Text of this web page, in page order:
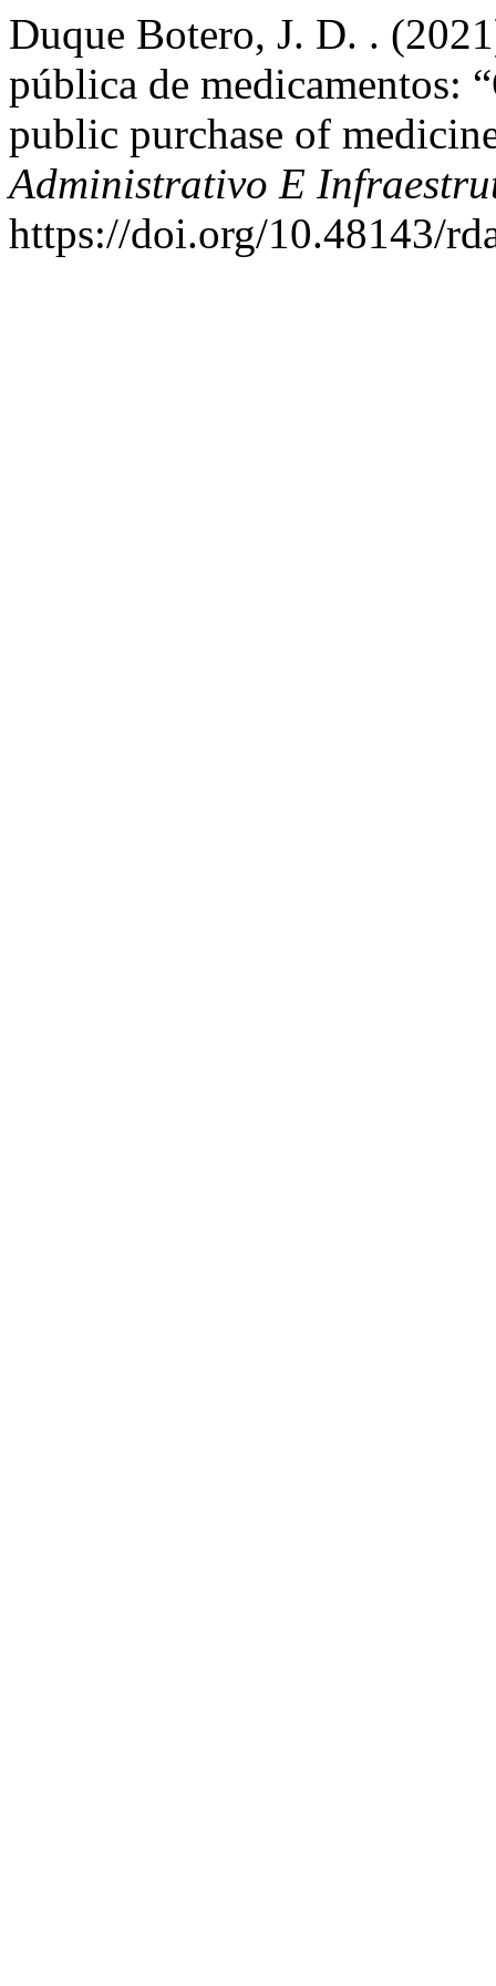
Duque Botero, J. D. .
pública de medicamentos:
public purchase of
Administrativo E
https://doi.org/10.48143/